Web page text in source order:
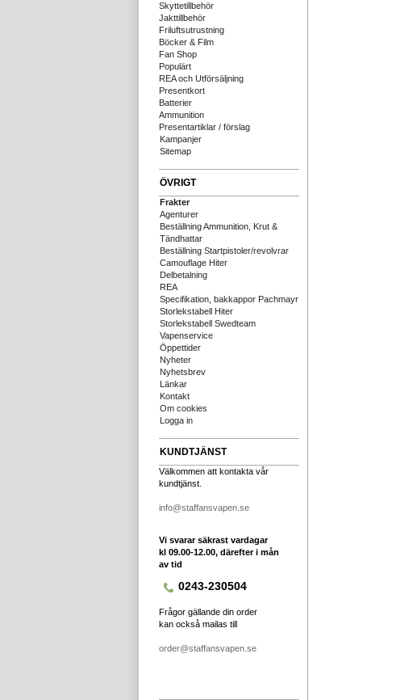
Skyttetillbehör
Jakttillbehör
Friluftsutrustning
Böcker & Film
Fan Shop
Populärt
REA och Utförsäljning
Presentkort
Batterier
Ammunition
Presentartiklar / förslag
Kampanjer
Sitemap
ÖVRIGT
Frakter
Agenturer
Beställning Ammunition, Krut &
Tändhattar
Beställning Startpistoler/revolvrar
Camouflage Hiter
Delbetalning
REA
Specifikation, bakkappor Pachmayr
Storlekstabell Hiter
Storlekstabell Swedteam
Vapenservice
Öppettider
Nyheter
Nyhetsbrev
Länkar
Kontakt
Om cookies
Logga in
KUNDTJÄNST
Välkommen att kontakta vår
kundtjänst.
info@staffansvapen.se
Vi svarar säkrast vardagar
kl 09.00-12.00, därefter i mån
av tid
0243-230504
Frågor gällande din order
kan också mailas till
order@staffansvapen.se